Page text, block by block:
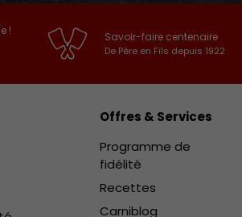
! Savoir-faire centenaire
De Père en Fils depuis 1922
Offres & Services
Programme de
fidélité
Recettes
Carniblog